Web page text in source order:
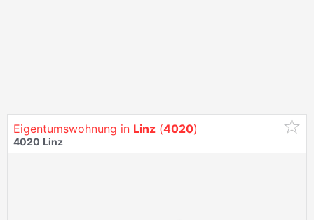
Eigentumswohnung in Linz (4020)
4020 Linz